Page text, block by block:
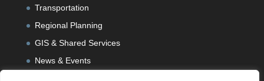
Transportation
Regional Planning
GIS & Shared Services
News & Events